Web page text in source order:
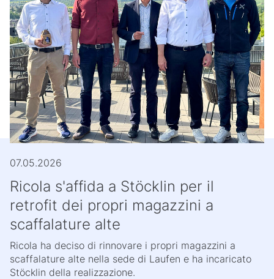
07.05.2026
Ricola s'affida a Stöcklin per il
retrofit dei propri magazzini a
scaffalature alte
Ricola ha deciso di rinnovare i propri magazzini a
scaffalature alte nella sede di Laufen e ha incaricato
Stöcklin della realizzazione.